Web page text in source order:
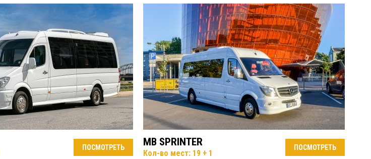
ПОСМОТРЕТЬ MB SPRINTER
Кол-во мест: 19 + 1
ПОСМОТРЕТЬ